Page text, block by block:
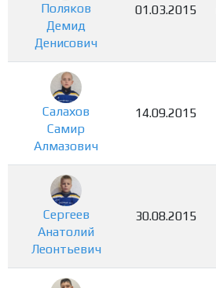
Поляков
Демид
Денисович
01.03.2015
Салахов
Самир
Алмазович
14.09.2015
Сергеев
Анатолий
Леонтьевич
30.08.2015